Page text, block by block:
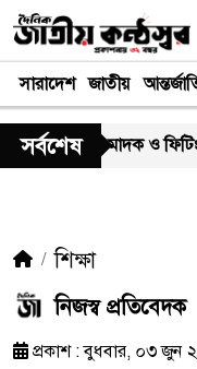
সারাদেশ জাতীয়
সর্বশেষ
এর মাদক ও ফিটিং
শিক্ষা
নিজস্ব প্রতিবেদক
প্রকাশ : বুধবার, ০৩ জুন